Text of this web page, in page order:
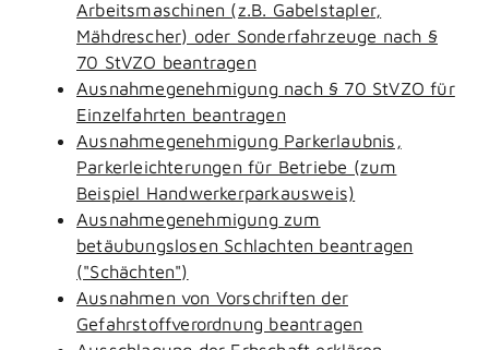
Arbeitsmaschinen (z.B. Gabelstapler,
Mähdrescher) oder Sonderfahrzeuge nach §
70 StVZO beantragen
Ausnahmegenehmigung nach § 70 StVZO für
Einzelfahrten beantragen
Ausnahmegenehmigung Parkerlaubnis,
Parkerleichterungen für Betriebe (zum
Beispiel Handwerkerparkausweis)
Ausnahmegenehmigung zum
betäubungslosen Schlachten beantragen
("Schächten")
Ausnahmen von Vorschriften der
Gefahrstoffverordnung beantragen